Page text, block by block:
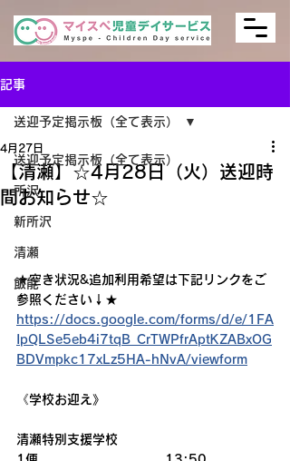
記事
送迎予定掲示板（全て表示）
所沢
新所沢
清瀬
飯能
送迎予定掲示板（全て表示）
【清瀬】☆4月28日（火）送迎時
間お知らせ☆
4月27日
★空き状況&追加利用希望は下記リンクをご
参照ください↓★
https://docs.google.com/forms/d/e/1FA
IpQLSe5eb4i7tqB_CrTWPfrAptKZABxOG
BDVmpkc17xLz5HA-hNvA/viewform
《学校お迎え》
清瀬特別支援学校